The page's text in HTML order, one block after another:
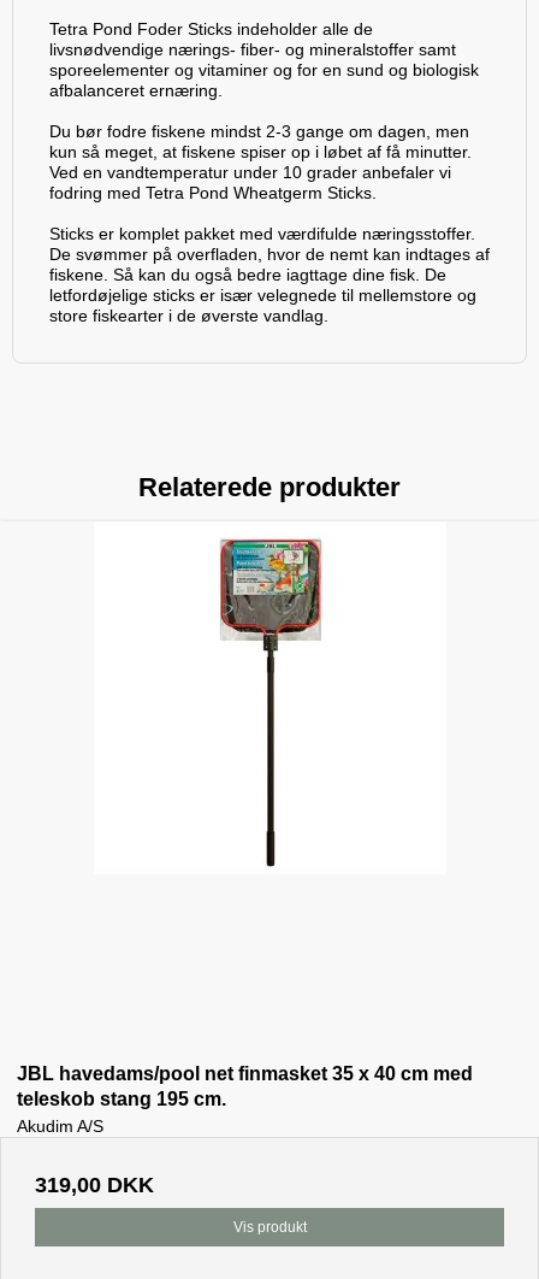
Tetra Pond Foder Sticks indeholder alle de
livsnødvendige nærings- fiber- og mineralstoffer samt
sporeelementer og vitaminer og for en sund og biologisk
afbalanceret ernæring.
Du bør fodre fiskene mindst 2-3 gange om dagen, men
kun så meget, at fiskene spiser op i løbet af få minutter.
Ved en vandtemperatur under 10 grader anbefaler vi
fodring med Tetra Pond Wheatgerm Sticks.
Sticks er komplet pakket med værdifulde næringsstoffer.
De svømmer på overfladen, hvor de nemt kan indtages af
fiskene. Så kan du også bedre iagttage dine fisk. De
letfordøjelige sticks er især velegnede til mellemstore og
store fiskearter i de øverste vandlag.
Relaterede produkter
JBL havedams/pool net finmasket 35 x 40 cm med
teleskob stang 195 cm.
Akudim A/S
319,00 DKK
Vis produkt